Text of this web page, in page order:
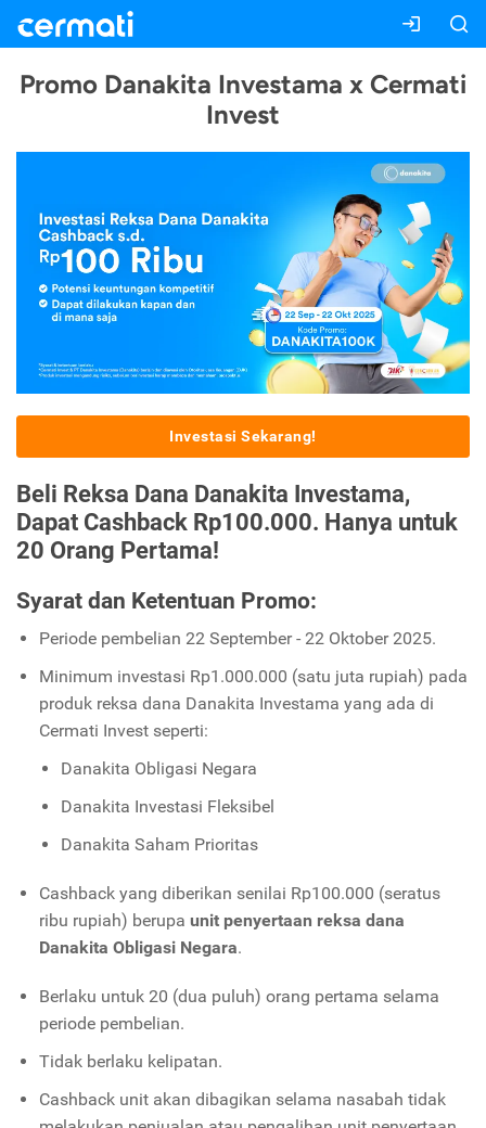
Promo Danakita Investama x Cermati
Invest
Investasi Sekarang!
Beli Reksa Dana Danakita Investama,
Dapat Cashback Rp100.000. Hanya untuk
20 Orang Pertama!
Syarat dan Ketentuan Promo:
Periode pembelian 22 September - 22 Oktober 2025.
Minimum investasi Rp1.000.000 (satu juta rupiah) pada
produk reksa dana Danakita Investama yang ada di
Cermati Invest seperti:
Danakita Obligasi Negara
Danakita Investasi Fleksibel
Danakita Saham Prioritas
Cashback yang diberikan senilai Rp100.000 (seratus
ribu rupiah) berupa unit penyertaan reksa dana
Danakita Obligasi Negara.
Berlaku untuk 20 (dua puluh) orang pertama selama
periode pembelian.
Tidak berlaku kelipatan.
Cashback unit akan dibagikan selama nasabah tidak